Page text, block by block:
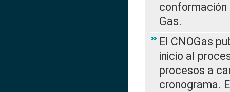
conformación
Gas.
El CNOGas
inicio al
procesos a
cronograma.